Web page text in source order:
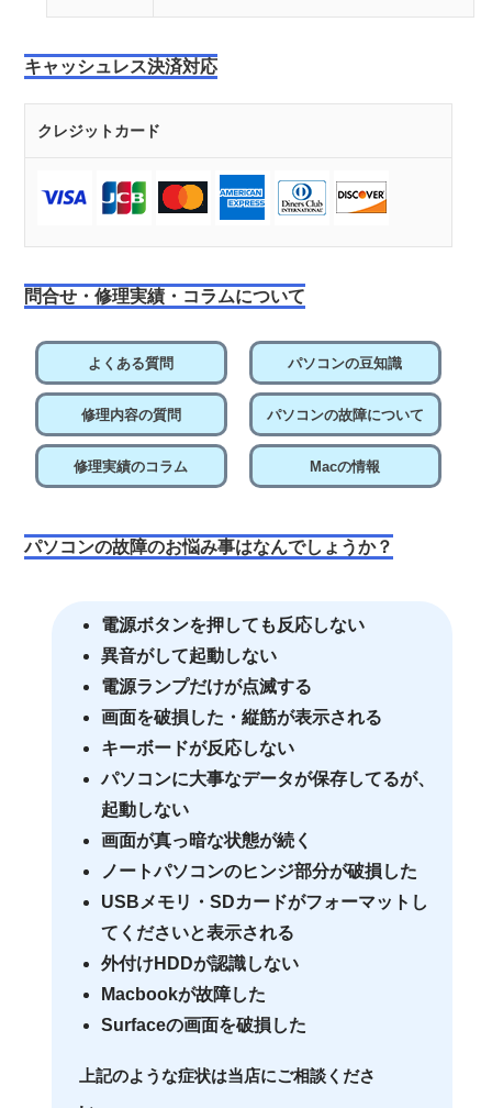
キャッシュレス決済対応
クレジットカード
問合せ・修理実績・コラムについて
よくある質問
修理内容の質問
修理実績のコラム
パソコンの豆知識
パソコンの故障について
Macの情報
パソコンの故障のお悩み事はなんでしょうか？
電源ボタンを押しても反応しない
異音がして起動しない
電源ランプだけが点滅する
画面を破損した・縦筋が表示される
キーボードが反応しない
パソコンに大事なデータが保存してるが、
起動しない
画面が真っ暗な状態が続く
ノートパソコンのヒンジ部分が破損した
USBメモリ・SDカードがフォーマットし
てくださいと表示される
外付けHDDが認識しない
Macbookが故障した
Surfaceの画面を破損した
上記のような症状は当店にご相談くださ